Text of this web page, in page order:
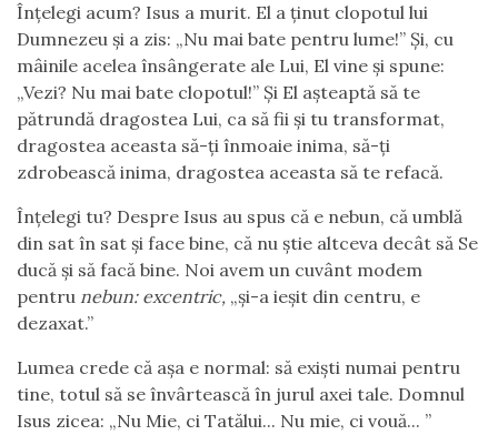
Înțelegi acum? Isus a murit. El a ținut clopotul lui
Dumnezeu și a zis: „Nu mai bate pentru lume!” Și, cu
mâinile acelea însângerate ale Lui, El vine și spune:
„Vezi? Nu mai bate clopotul!” Și El așteaptă să te
pătrundă dragostea Lui, ca să fii și tu transformat,
dragostea aceasta să-ți înmoaie inima, să-ți
zdrobească inima, dragostea aceasta să te refacă.
Înțelegi tu? Despre Isus au spus că e nebun, că umblă
din sat în sat și face bine, că nu știe altceva decât să Se
ducă și să facă bine. Noi avem un cuvânt modem
pentru nebun: excentric, „și-a ieșit din centru, e
dezaxat.”
Lumea crede că așa e normal: să exiști numai pentru
tine, totul să se învârtească în jurul axei tale. Domnul
Isus zicea: „Nu Mie, ci Tatălui... Nu mie, ci vouă... ”